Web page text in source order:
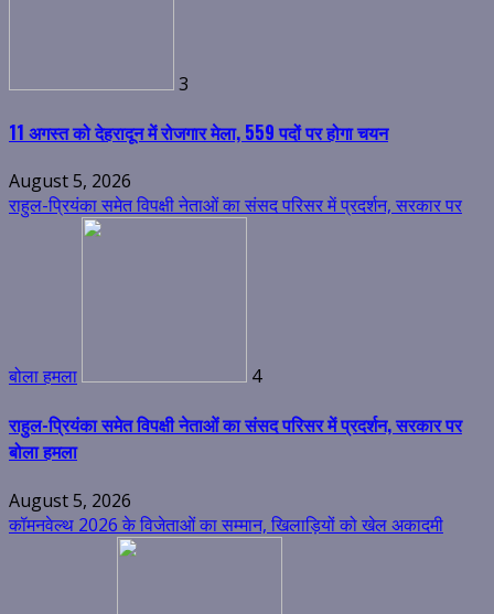
3
11 अगस्त को देहरादून में रोजगार मेला, 559 पदों पर होगा चयन
August 5, 2026
राहुल-प्रियंका समेत विपक्षी नेताओं का संसद परिसर में प्रदर्शन, सरकार पर
बोला हमला 4
राहुल-प्रियंका समेत विपक्षी नेताओं का संसद परिसर में प्रदर्शन, सरकार पर
बोला हमला
August 5, 2026
कॉमनवेल्थ 2026 के विजेताओं का सम्मान, खिलाड़ियों को खेल अकादमी